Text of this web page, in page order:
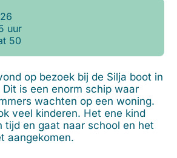
uur
50
op bezoek bij de Silja boot in
is een enorm schip waar
wachten op een woning.
veel kinderen. Het ene kind
tijd en gaat naar school en het
aangekomen.